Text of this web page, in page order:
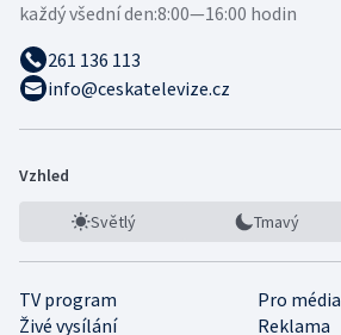
každý všední den:8:00—16:00 hodin
261 136 113
info@ceskatelevize.cz
Vzhled
Světlý Tmavý
TV program
Pro média
Živé vysílání
Reklama